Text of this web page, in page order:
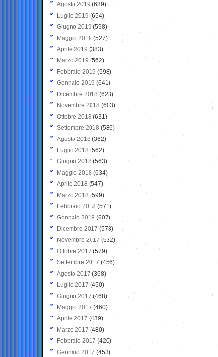
Agosto 2019 (639)
Luglio 2019 (654)
Giugno 2019 (598)
Maggio 2019 (527)
Aprile 2019 (383)
Marzo 2019 (562)
Febbraio 2019 (598)
Gennaio 2019 (641)
Dicembre 2018 (623)
Novembre 2018 (603)
Ottobre 2018 (631)
Settembre 2018 (586)
Agosto 2018 (362)
Luglio 2018 (562)
Giugno 2018 (563)
Maggio 2018 (634)
Aprile 2018 (547)
Marzo 2018 (599)
Febbraio 2018 (571)
Gennaio 2018 (607)
Dicembre 2017 (578)
Novembre 2017 (632)
Ottobre 2017 (579)
Settembre 2017 (456)
Agosto 2017 (368)
Luglio 2017 (450)
Giugno 2017 (468)
Maggio 2017 (460)
Aprile 2017 (439)
Marzo 2017 (480)
Febbraio 2017 (420)
Gennaio 2017 (453)